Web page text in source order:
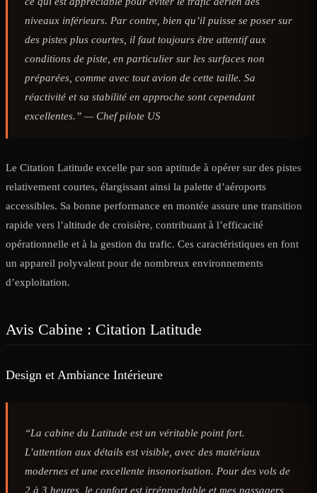
niveaux inférieurs. Par contre, bien qu’il puisse se poser sur
des pistes plus courtes, il faut toujours être attentif aux
conditions de piste, en particulier sur les surfaces non
préparées, comme avec tout avion de cette taille. Sa
réactivité et sa stabilité en approche sont cependant
excellentes.” —Chef pilote US
Le Citation Latitude excelle par son aptitude à opérer sur des pistes
relativement courtes, élargissant ainsi la palette d’aéroports
accessibles. Sa bonne performance en montée assure une transition
rapide vers l’altitude de croisière, contribuant à l’efficacité
opérationnelle et à la gestion du trafic. Ces caractéristiques en font
un appareil polyvalent pour de nombreux environnements
d’exploitation.
Avis Cabine : Citation Latitude
Design et Ambiance Intérieure
“La cabine du Latitude est un véritable point fort.
L’attention aux détails est visible, avec des matériaux
modernes et une excellente insonorisation. Pour des vols de
2 à 3 heures, le confort est irréprochable et mes passagers